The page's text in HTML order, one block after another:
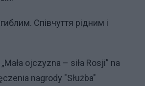
Співчуття рідним і
ojczyzna – siła Rosji” na
nagrody "Służba"